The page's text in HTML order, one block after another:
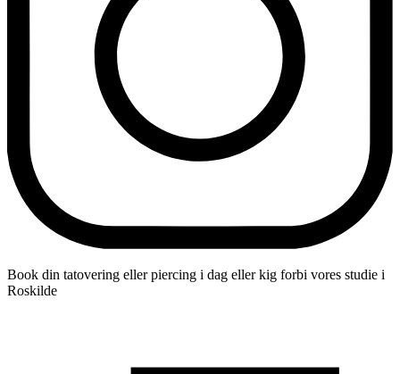
Book din tatovering eller piercing i dag eller kig forbi vores studie i
Roskilde